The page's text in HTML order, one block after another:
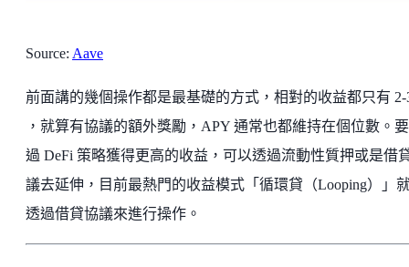
Source: Aave
前面講的幾個操作都是最基礎的方式，相對的收益都只有 2-
，就算有協議的額外獎勵，APY 通常也都維持在個位數。
過 DeFi 策略獲得更高的收益，可以透過流動性質押或是借
議去延伸，目前最熱門的收益模式「循環貸（Looping）」
透過借貸協議來進行操作。